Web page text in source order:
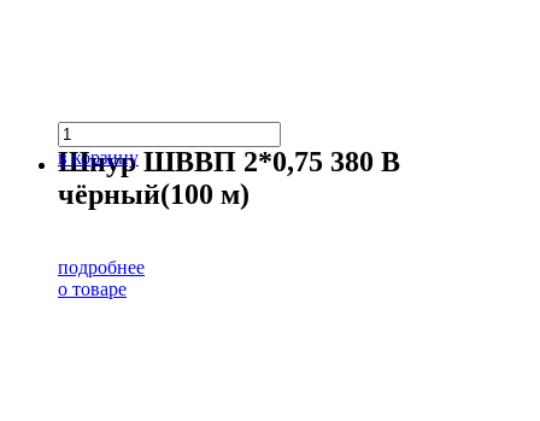
в корзину
Шнур ШВВП 2*0,75 380 В
чёрный(100 м)
подробнее
о товаре